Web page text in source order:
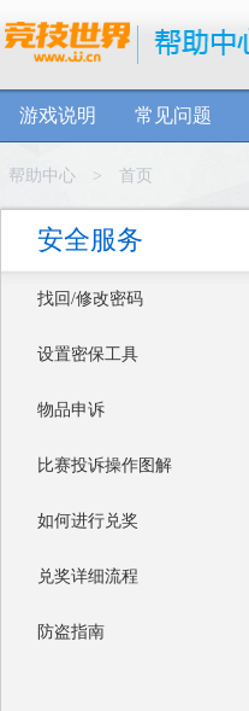
游戏说明 常见问题
帮助中心 > 首页
安全服务
找回/修改密码
设置密保工具
物品申诉
比赛投诉操作图解
如何进行兑奖
兑奖详细流程
防盗指南